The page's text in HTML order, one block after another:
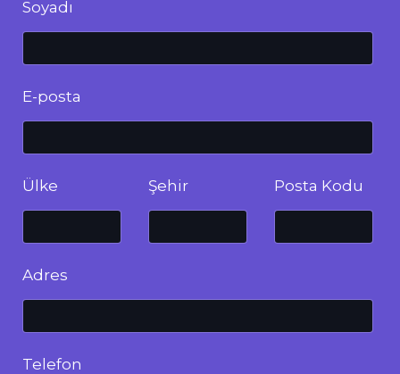
Soyadı
E-posta
Ülke Şehir Posta Kodu
Adres
Telefon